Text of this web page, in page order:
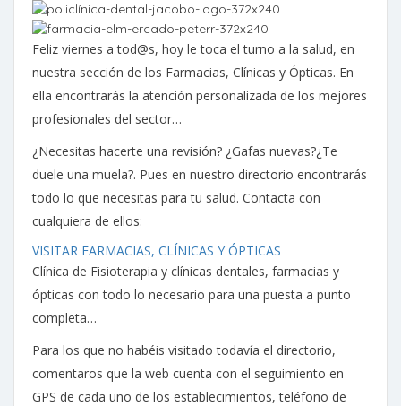
Feliz viernes a tod@s, hoy le toca el turno a la salud, en
nuestra sección de los Farmacias, Clínicas y Ópticas. En
ella encontrarás la atención personalizada de los mejores
profesionales del sector…
¿Necesitas hacerte una revisión? ¿Gafas nuevas?¿Te
duele una muela?. Pues en nuestro directorio encontrarás
todo lo que necesitas para tu salud. Contacta con
cualquiera de ellos:
VISITAR FARMACIAS, CLÍNICAS Y ÓPTICAS
Clínica de Fisioterapia y clínicas dentales, farmacias y
ópticas con todo lo necesario para una puesta a punto
completa…
Para los que no habéis visitado todavía el directorio,
comentaros que la web cuenta con el seguimiento en
GPS de cada uno de los establecimientos, teléfono de